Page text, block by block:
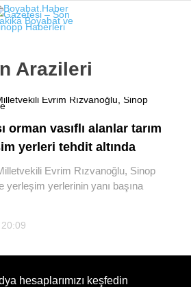
Arazileri
orman vasıflı alanlar tarım
yerleri tehdit altında
Evrim Rızvanoğlu, Sinop
yerleşim yerlerinin yanı başına
hesaplarımızı keşfedin